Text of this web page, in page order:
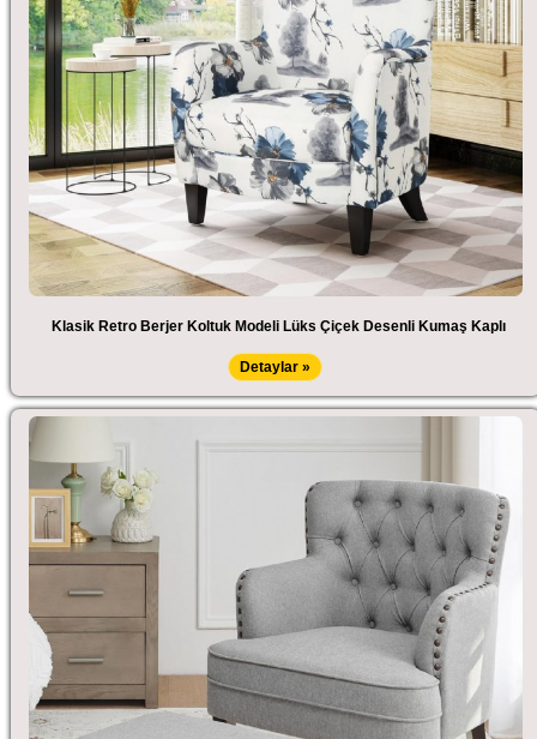
Klasik Retro Berjer Koltuk Modeli Lüks Çiçek Desenli Kumaş Kaplı
Detaylar »